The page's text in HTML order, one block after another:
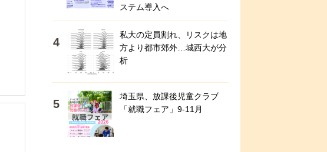
ステム導入へ
私大の定員割れ、リスクは地
方より都市郊外…城西大が分
析
埼玉県、放課後児童クラブ
「就職フェア」9-11月